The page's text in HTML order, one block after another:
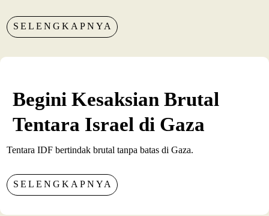
SELENGKAPNYA
Begini Kesaksian Brutal
Tentara Israel di Gaza
Tentara IDF bertindak brutal tanpa batas di Gaza.
SELENGKAPNYA